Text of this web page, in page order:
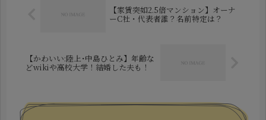
【家賃突如2.5倍マンション】オーナ
ーC社・代表者誰？名前特定は？
【かわいい:陸上･中島ひとみ】年齢な
どwikiや高校大学！結婚した夫も！